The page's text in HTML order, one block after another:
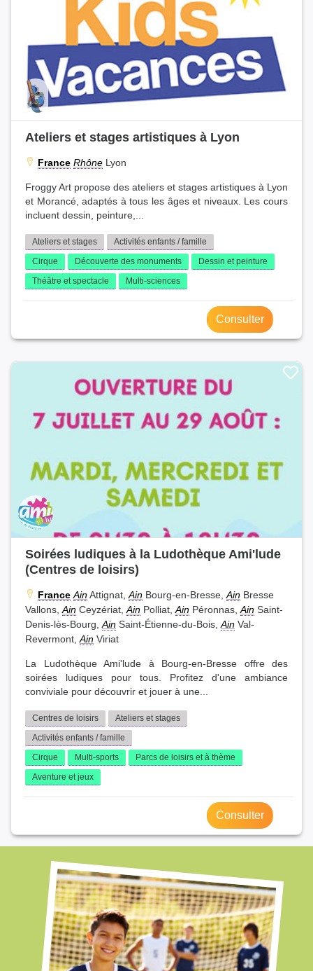
Ateliers et stages artistiques à Lyon
France Rhône Lyon
Froggy Art propose des ateliers et stages artistiques à Lyon
et Morancé, adaptés à tous les âges et niveaux. Les cours
incluent dessin, peinture,...
Ateliers et stages
Activités enfants / famille
Cirque
Découverte des monuments
Dessin et peinture
Théâtre et spectacle
Multi-sciences
Consulter
Soirées ludiques à la Ludothèque Ami'lude
(Centres de loisirs)
France AinAttignat, Ain Bourg-en-Bresse, Ain Bresse
Vallons, Ain Ceyzériat, Ain Polliat, Ain Péronnas, Ain Saint-
Denis-lès-Bourg, Ain Saint-Étienne-du-Bois, Ain Val-
Revermont, Ain Viriat
La Ludothèque Ami'lude à Bourg-en-Bresse offre des
soirées ludiques pour tous. Profitez d'une ambiance
conviviale pour découvrir et jouer à une...
Centres de loisirs
Ateliers et stages
Activités enfants / famille
Cirque
Multi-sports
Parcs de loisirs et à thème
Aventure et jeux
Consulter